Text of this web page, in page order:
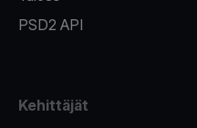
PSD2 API
Kehittäjät